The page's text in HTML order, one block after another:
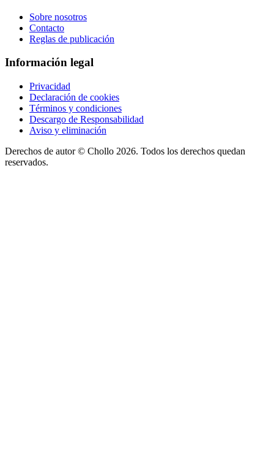
Sobre nosotros
Contacto
Reglas de publicación
Información legal
Privacidad
Declaración de cookies
Términos y condiciones
Descargo de Responsabilidad
Aviso y eliminación
Derechos de autor © Chollo 2026. Todos los derechos quedan
reservados.